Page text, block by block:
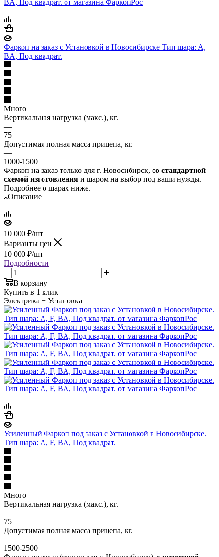
Фаркоп на заказ с Установкой в Новосибирске Тип шара: A,
BA, Под квадрат.
Много
Вертикальная нагрузка (макс.), кг.
—
75
Допустимая полная масса прицепа, кг.
—
1000-1500
Фаркоп на заказ только для г. Новосибирск, со стандартной
схемой изготовления и шаром на выбор под ваши нужды.
Подробнее о шарах ниже.
Описание
10 000 ₽/шт
Варианты цен
10 000 ₽/шт
Подробности
В корзину
Купить в 1 клик
Электрика + Установка
Усиленный Фаркоп под заказ с Установкой в Новосибирске.
Тип шара: A, F, BA, Под квадрат.
Много
Вертикальная нагрузка (макс.), кг.
—
75
Допустимая полная масса прицепа, кг.
—
1500-2500